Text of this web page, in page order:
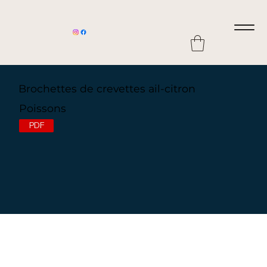
Brochettes de crevettes ail-citron
Poissons
PDF